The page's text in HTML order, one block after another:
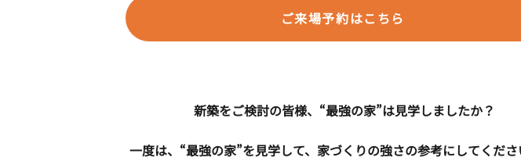
ご来場予約はこちら
新築をご検討の皆様、“最強の家”は見学しましたか？
一度は、“最強の家”を見学して、家づくりの強さの参考にしてくだ